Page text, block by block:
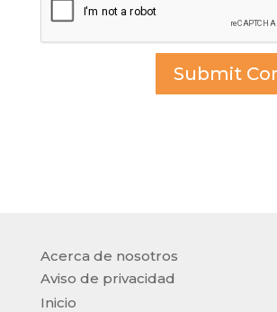
Submit
Acerca de nosotros
Aviso de privacidad
Inicio